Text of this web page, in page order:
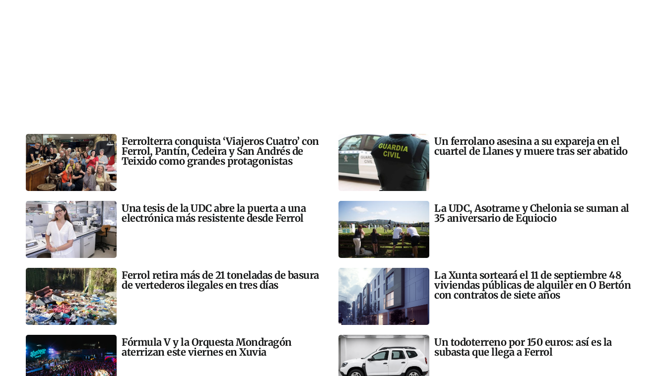
Ferrolterra conquista ‘Viajeros Cuatro’ con
Ferrol, Pantín, Cedeira y San Andrés de
Teixido como grandes protagonistas
Un ferrolano asesina a su expareja en el
cuartel de Llanes y muere tras ser abatido
Una tesis de la UDC abre la puerta a una
electrónica más resistente desde Ferrol
La UDC, Asotrame y Chelonia se suman al
35 aniversario de Equiocio
Ferrol retira más de 21 toneladas de basura
de vertederos ilegales en tres días
La Xunta sorteará el 11 de septiembre 48
viviendas públicas de alquiler en O Bertón
con contratos de siete años
Fórmula V y la Orquesta Mondragón
aterrizan este viernes en Xuvia
Un todoterreno por 150 euros: así es la
subasta que llega a Ferrol